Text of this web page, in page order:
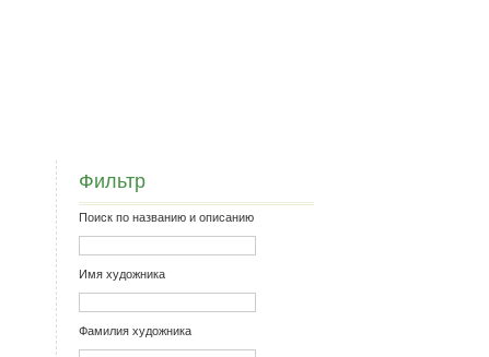
Фильтр
Поиск по названию и описанию
Имя художника
Фамилия художника